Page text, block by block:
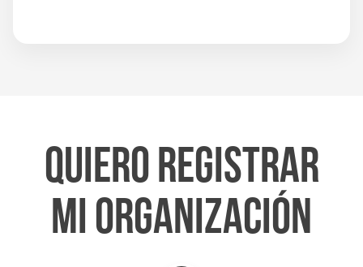
Quiero registrar
mi organización